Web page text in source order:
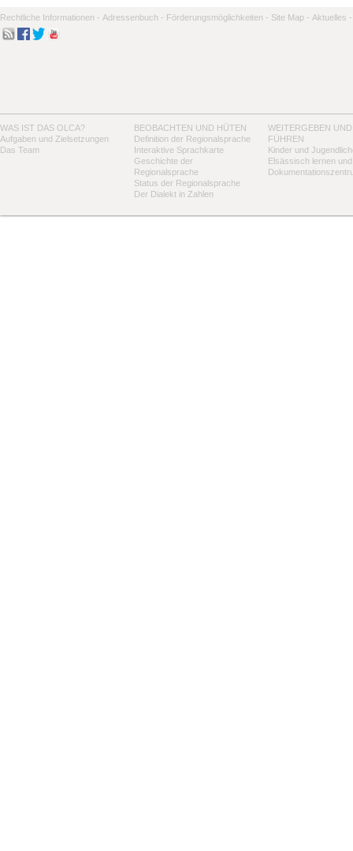
Rechtliche Informationen - Adressenbuch - Förderungsmöglichkeiten - Site Map - Aktuelles -
WAS IST DAS OLCA?
Aufgaben und Zielsetzungen
Das Team
BEOBACHTEN UND HÜTEN
Definition der Regionalsprache
Interaktive Sprachkarte
Geschichte der
Regionalsprache
Status der Regionalsprache
Der Dialekt in Zahlen
WEITERGEBEN UND
FÜHREN
Kinder und
Elsässisch lernen